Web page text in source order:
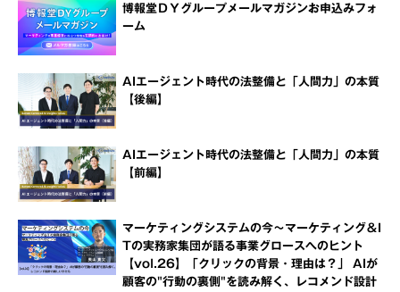
博報堂ＤＹグループメールマガジンお申込みフォ
ーム
AIエージェント時代の法整備と「人間力」の本質
【後編】
AIエージェント時代の法整備と「人間力」の本質
【前編】
マーケティングシステムの今～マーケティング＆I
Tの実務家集団が語る事業グロースへのヒント
【vol.26】「クリックの背景・理由は？」 AIが
顧客の"行動の裏側"を読み解く、レコメンド設計